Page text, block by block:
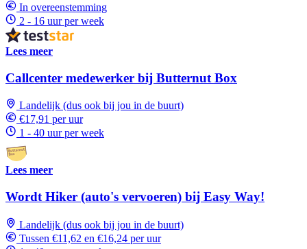
In overeenstemming
2 - 16 uur per week
Lees meer
Callcenter medewerker bij Butternut Box
Landelijk (dus ook bij jou in de buurt)
€17,91 per uur
1 - 40 uur per week
Lees meer
Wordt Hiker (auto's vervoeren) bij Easy Way!
Landelijk (dus ook bij jou in de buurt)
Tussen €11,62 en €16,24 per uur